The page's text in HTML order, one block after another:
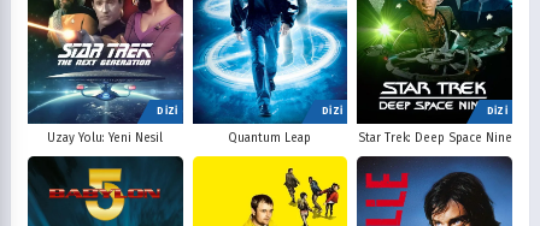
DİZİ
Uzay Yolu: Yeni Nesil
DİZİ
Quantum Leap
DİZİ
Star Trek: Deep Space Nine